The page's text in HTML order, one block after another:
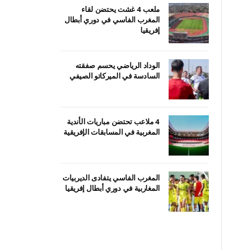
ملعب 4 غشت يحتضن لقاء
المغرب الفاسي في دوري أبطال
إفريقيا
الوداد الرياضي يحسم صفقته
السادسة في الميركاتو الصيفي
4 ملاعب تحتضن مباريات الأندية
المغربية في المسابقات الإفريقية
المغرب الفاسي يتفادى الديربيات
المغاربية في دوري أبطال إفريقيا